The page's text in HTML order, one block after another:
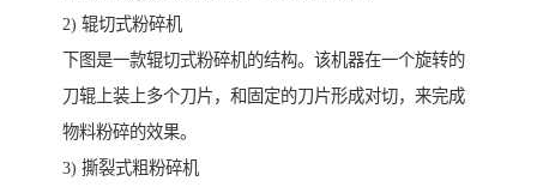
2) 辊切式粉碎机
下图是一款辊切式粉碎机的结构。该机器在一个旋转的
刀辊上装上多个刀片，和固定的刀片形成对切，来完成
物料粉碎的效果。
3) 撕裂式粗粉碎机